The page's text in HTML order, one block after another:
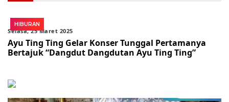
HIBURAN
Selasa, 25 Maret 2025
Ayu Ting Ting Gelar Konser Tunggal Pertamanya
Bertajuk “Dangdut Dangdutan Ayu Ting Ting”